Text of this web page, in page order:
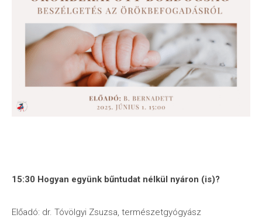
15:30 Hogyan együnk bűntudat nélkül nyáron (is)?
Előadó: dr. Tóvölgyi Zsuzsa, természetgyógyász